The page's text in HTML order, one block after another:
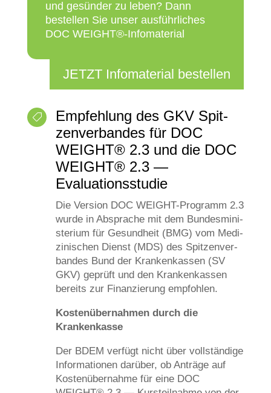
und gesün­der zu leben? Dann
bestel­len Sie unser aus­führ­li­ches
DOC WEIGHT®-Infomaterial
JETZT Info­ma­te­ri­al bestellen

Emp­feh­lung des GKV Spit­
zen­ver­ban­des für DOC
WEIGHT® 2.3 und die DOC
WEIGHT® 2.3 —
Evaluationsstudie
Die Ver­si­on DOC WEIGHT-Pro­gramm 2.3
wur­de in Abspra­che mit dem Bun­des­mi­ni­
ste­ri­um für Gesund­heit (BMG) vom Medi­
zi­ni­schen Dienst (MDS) des Spit­zen­ver­
ban­des Bund der Kran­ken­kas­sen (SV
GKV) geprüft und den Kran­ken­kas­sen
bereits zur Finan­zie­rung empfohlen.
Kosten­über­nah­men durch die
Krankenkasse
Der BDEM ver­fügt nicht über voll­stän­di­ge
Infor­ma­tio­nen dar­über, ob Anträ­ge auf
Kosten­über­nah­me für eine DOC